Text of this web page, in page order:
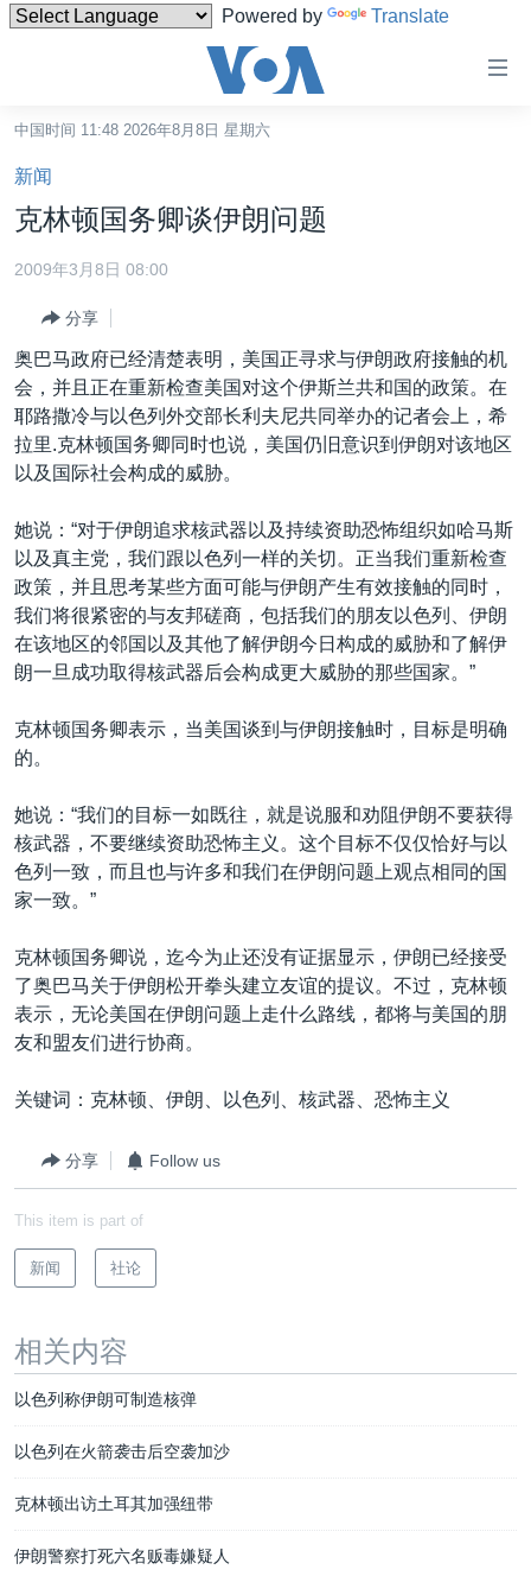
Powered by Translate
碍
链
跳
转
容
转
导
跳
转
到
检
中国
港澳
国际
最新国际新闻
印太
欧洲
非洲
美洲
全球议题
分类新闻
经济·金融·贸易
科教·文娱·体健
军事
劳工
环境
美中关系
白宫要闻
国会报道
美中关系
美国建国250周年
台海两岸关系
南中国海争端
关注新疆
GEN Z 看美国
VOA视频
VOA今日焦点
中文广播
关注我们
其他语言网站
中国时间 11:48 2026年8月8日 星期六
新闻
克林顿国务卿谈伊朗问题
2009年3月8日 08:00
分享
奥巴马政府已经清楚表明，美国正寻求与伊朗政府接触的机
会，并且正在重新检查美国对这个伊斯兰共和国的政策。在
耶路撒冷与以色列外交部长利夫尼共同举办的记者会上，希
拉里.克林顿国务卿同时也说，美国仍旧意识到伊朗对该地区
以及国际社会构成的威胁。
她说：“对于伊朗追求核武器以及持续资助恐怖组织如哈马斯
以及真主党，我们跟以色列一样的关切。正当我们重新检查
政策，并且思考某些方面可能与伊朗产生有效接触的同时，
我们将很紧密的与友邦磋商，包括我们的朋友以色列、伊朗
在该地区的邻国以及其他了解伊朗今日构成的威胁和了解伊
朗一旦成功取得核武器后会构成更大威胁的那些国家。”
克林顿国务卿表示，当美国谈到与伊朗接触时，目标是明确
的。
她说：“我们的目标一如既往，就是说服和劝阻伊朗不要获得
核武器，不要继续资助恐怖主义。这个目标不仅仅恰好与以
色列一致，而且也与许多和我们在伊朗问题上观点相同的国
家一致。”
克林顿国务卿说，迄今为止还没有证据显示，伊朗已经接受
了奥巴马关于伊朗松开拳头建立友谊的提议。不过，克林顿
表示，无论美国在伊朗问题上走什么路线，都将与美国的朋
友和盟友们进行协商。
关键词：克林顿、伊朗、以色列、核武器、恐怖主义
分享 Follow us
This item is part of
新闻 社论
相关内容
以色列称伊朗可制造核弹
以色列在火箭袭击后空袭加沙
克林顿出访土耳其加强纽带
伊朗警察打死六名贩毒嫌疑人